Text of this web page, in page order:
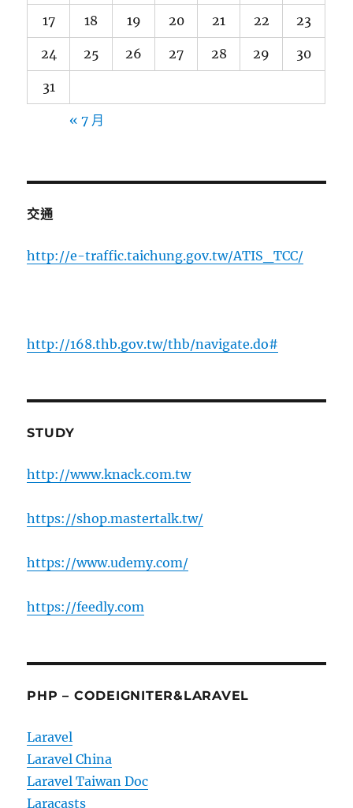
17 18 19 20 21 22 23
24 25 26 27 28 29 30
31
« 7 月
交通
http://e-traffic.taichung.gov.tw/ATIS_TCC/
http://168.thb.gov.tw/thb/navigate.do#
STUDY
http://www.knack.com.tw
https://shop.mastertalk.tw/
https://www.udemy.com/
https://feedly.com
PHP – CODEIGNITER&LARAVEL
Laravel
Laravel China
Laravel Taiwan Doc
Laracasts